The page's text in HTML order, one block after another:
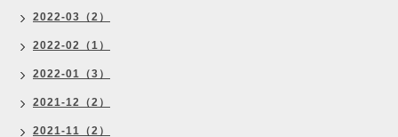
2022-03（2）
2022-02（1）
2022-01（3）
2021-12（2）
2021-11（2）